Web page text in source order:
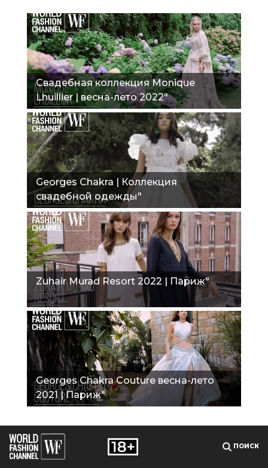
Свадебная коллекция Monique
Lhuillier | весна-лето 2022"
Georges Chakra | Коллекция
свадебной одежды"
Zuhair Murad Resort 2022 | Париж"
Georges Chakra Couture весна-лето
2021 | Париж"
ПОИСК